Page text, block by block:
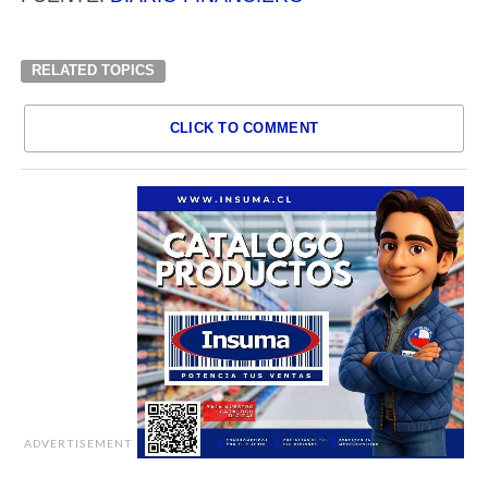
RELATED TOPICS
CLICK TO COMMENT
ADVERTISEMENT